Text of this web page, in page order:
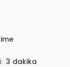
3 dakika